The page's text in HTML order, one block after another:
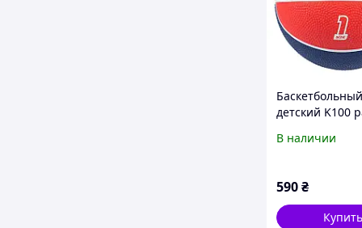
детский K100
красный
В наличии
590₴